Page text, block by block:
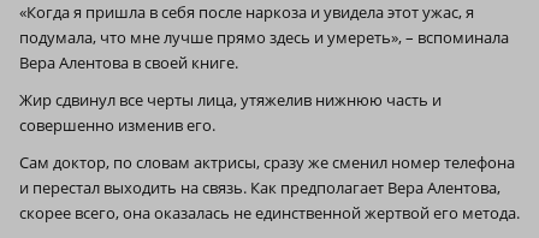
«Когда я пришла в себя после наркоза и увидела этот ужас, я
подумала, что мне лучше прямо здесь и умереть», – вспоминала
Вера Алентова в своей книге.
Жир сдвинул все черты лица, утяжелив нижнюю часть и
совершенно изменив его.
Сам доктор, по словам актрисы, сразу же сменил номер телефона
и перестал выходить на связь. Как предполагает Вера Алентова,
скорее всего, она оказалась не единственной жертвой его метода.